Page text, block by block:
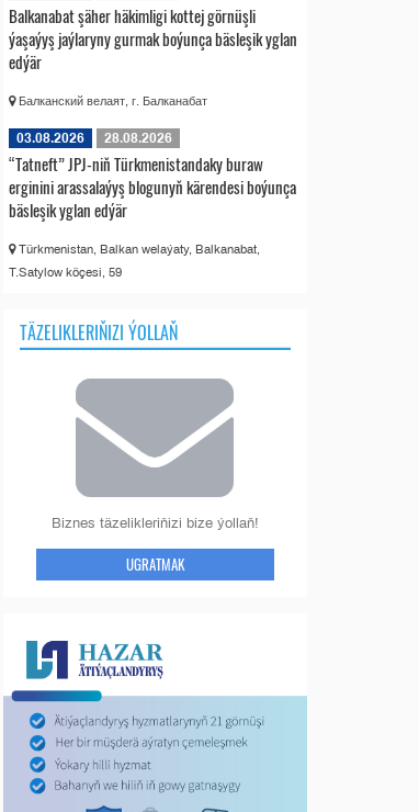
Balkanabat şäher häkimligi kottej görnüşli
ýaşaýyş jaýlaryny gurmak boýunça bäsleşik yglan
edýär
Балканский велаят, г. Балканабат
03.08.2026 28.08.2026
“Tatneft” JPJ-niň Türkmenistandaky buraw
erginini arassalaýyş blogunyň kärendesi boýunça
bäsleşik yglan edýär
Türkmenistan, Balkan welaýaty, Balkanabat,
T.Satylow köçesi, 59
TÄZELIKLERIŇIZI ÝOLLAŇ
Biznes täzelikleriňizi bize ýollaň!
UGRATMAK